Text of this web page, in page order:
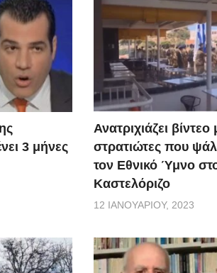
3 μήνες
Ανατριχιάζει βίντεο
στρατιώτες που
τον Εθνικό Ύμνο
Καστελόριζο
12 ΙΑΝΟΥΑΡΊΟΥ, 2023